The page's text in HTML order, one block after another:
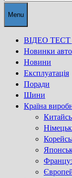
Menu
ВІДЕО
Новинки авто
Новини
Експлуатація
Поради
Шини
Країна